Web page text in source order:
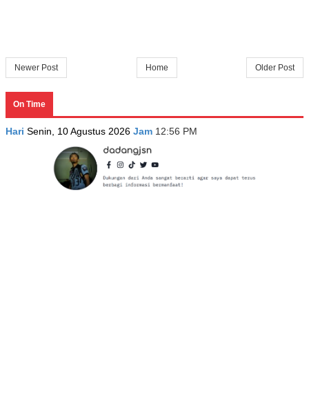
Newer Post Older Post
Home
On Time
Hari Senin, 10 Agustus 2026 Jam 12:56 PM